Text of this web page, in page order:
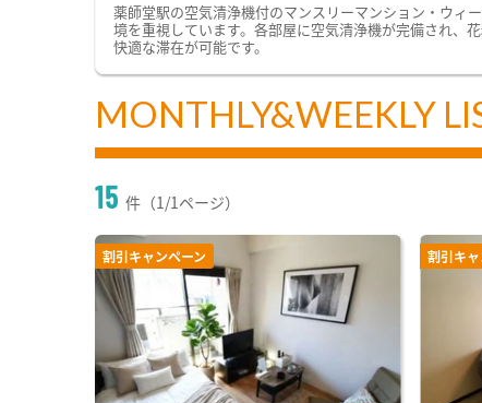
薬師堂駅の空気清浄機付のマンスリーマンション・ウィ
境を重視しています。各部屋に空気清浄機が完備され、
快適な滞在が可能です。
MONTHLY&WEEKLY
15 件（1/1ページ）
割引キャンペーン 割引キ